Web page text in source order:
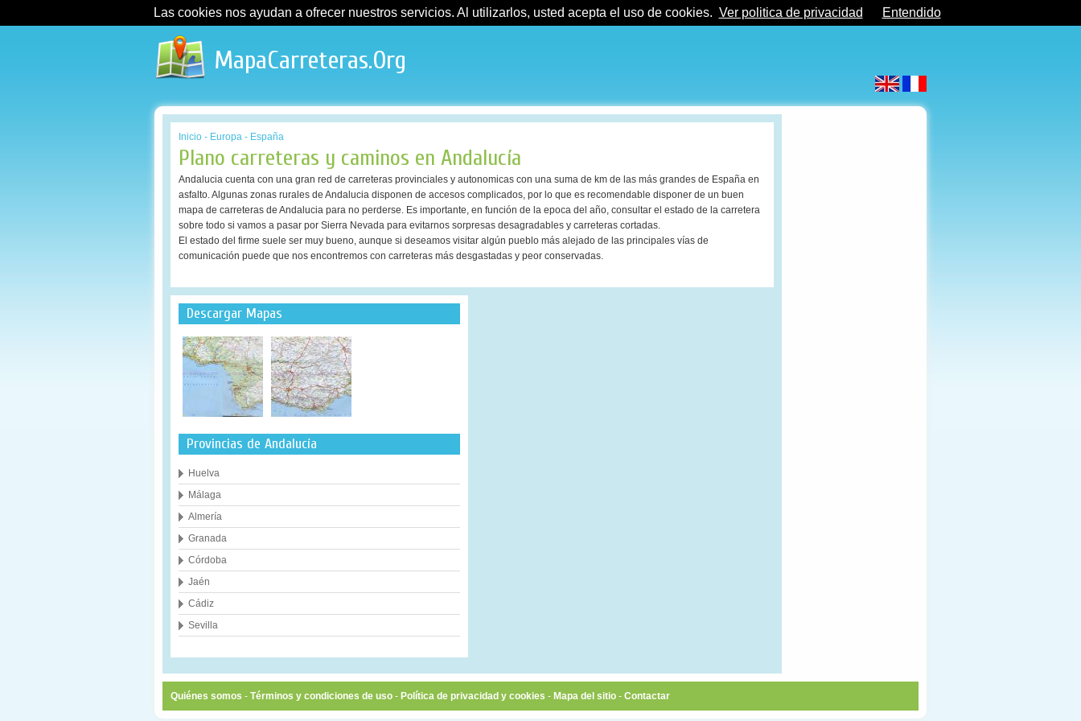
MapaCarreteras.Org
Inicio - Europa - España
Plano carreteras y caminos en Andalucía
Andalucia cuenta con una gran red de carreteras provinciales y autonomicas con una suma de km de las más grandes de España en
asfalto. Algunas zonas rurales de Andalucia disponen de accesos complicados, por lo que es recomendable disponer de un buen
mapa de carreteras de Andalucia para no perderse. Es importante, en función de la epoca del año, consultar el estado de la carretera
sobre todo si vamos a pasar por Sierra Nevada para evitarnos sorpresas desagradables y carreteras cortadas.
El estado del firme suele ser muy bueno, aunque si deseamos visitar algún pueblo más alejado de las principales vías de
comunicación puede que nos encontremos con carreteras más desgastadas y peor conservadas.
Descargar Mapas
Provincias de Andalucía
Huelva
Málaga
Almería
Granada
Córdoba
Jaén
Cádiz
Sevilla
Quiénes somos - Términos y condiciones de uso - Política de privacidad y cookies - Mapa del sitio - Contactar
Las cookies nos ayudan a ofrecer nuestros servicios. Al utilizarlos, usted acepta el uso de cookies. Ver politica de privacidad Entendido